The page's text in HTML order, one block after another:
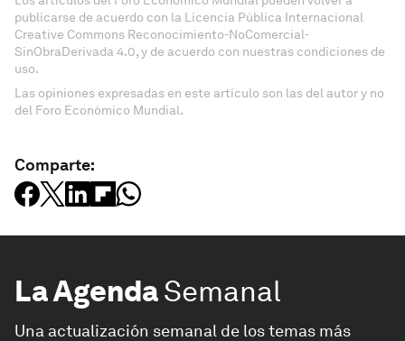
publicarse de acuerdo con la Licencia Pública Internacional
Creative Commons Reconocimiento-NoComercial-
SinObraDerivada 4.0, y de acuerdo con nuestras condiciones de
uso.
Las opiniones expresadas en este artículo son las del autor y no
del Foro Económico Mundial.
Comparte:
La AgendaSemanal
Una actualización semanal de los temas más